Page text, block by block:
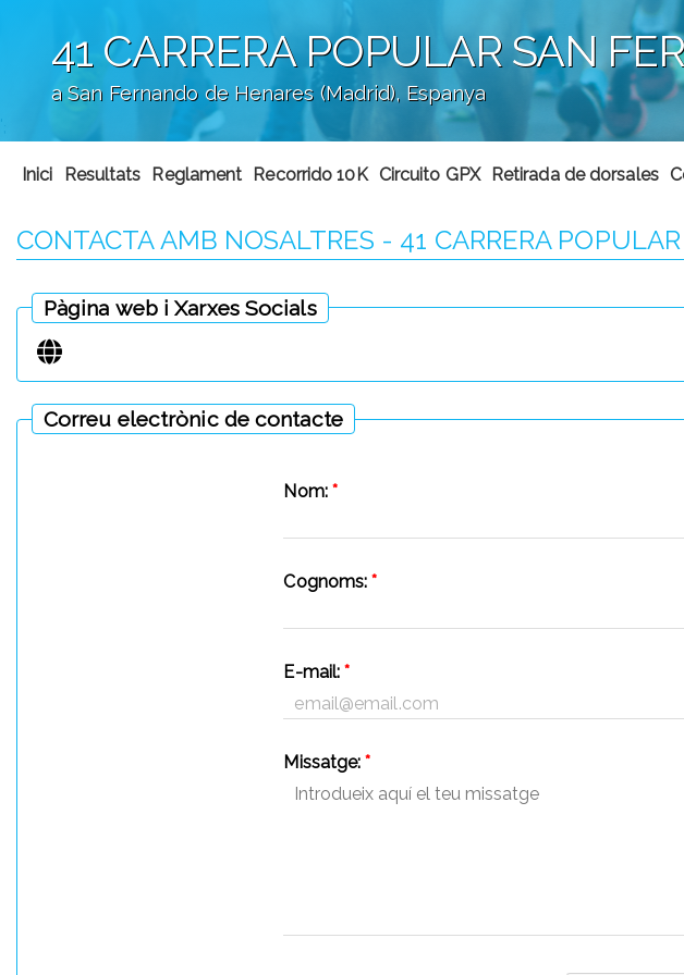
41 CARRERA POPULAR SAN
a San Fernando de Henares (Madrid), Espanya
';
Inici Resultats Reglament Recorrido 10K Circuito GPX Retirada de dorsales
CONTACTA AMB NOSALTRES - 41 CARRERA
Pàgina web i Xarxes Socials
Correu electrònic de contacte
Nom: *
Cognoms:*
E-mail:*
Missatge:*